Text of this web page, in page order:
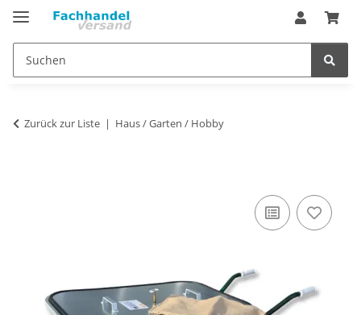
Zurück zur Liste Haus / Garten / Hobby